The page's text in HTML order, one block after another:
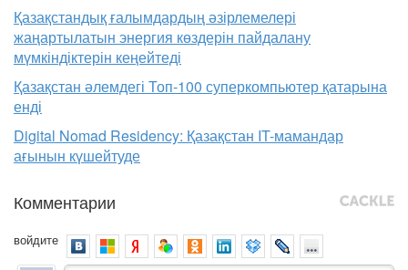
Қазақстандық ғалымдардың әзірлемелері
жаңартылатын энергия көздерін пайдалану
мүмкіндіктерін кеңейтеді
Қазақстан әлемдегі Топ-100 суперкомпьютер қатарына
енді
Digital Nomad Residency: Қазақстан IT-мамандар
ағынын күшейтуде
Комментарии
войдите